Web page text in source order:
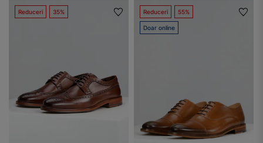
Reduceri 35% Reduceri 55%
Doar online